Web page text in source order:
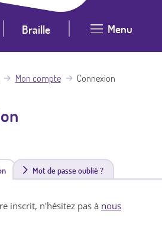
Braille Menu
Mon compte Connexion
(
n
Mot de passe oublié ?
inscrit, n'hésitez pas à nous